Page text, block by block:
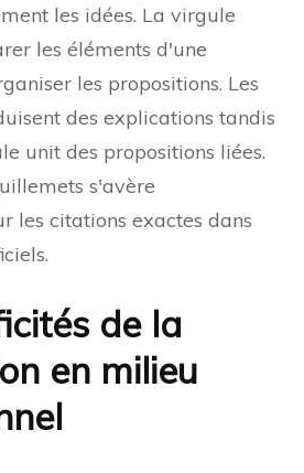
les idées. La virgule
les éléments d'une
les propositions. Les
des explications tandis
unit des propositions liées.
s'avère
les citations exactes dans
de la
en milieu